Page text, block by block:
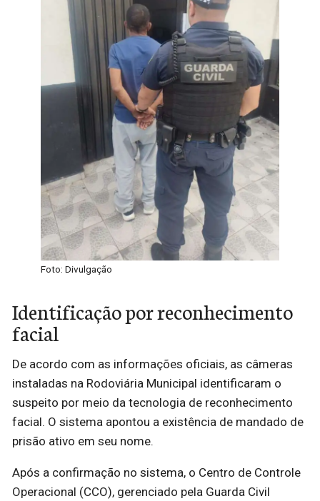
Foto: Divulgação
Identificação por reconhecimento
facial
De acordo com as informações oficiais, as câmeras
instaladas na Rodoviária Municipal identificaram o
suspeito por meio da tecnologia de reconhecimento
facial. O sistema apontou a existência de mandado de
prisão ativo em seu nome.
Após a confirmação no sistema, o Centro de Controle
Operacional (CCO), gerenciado pela Guarda Civil